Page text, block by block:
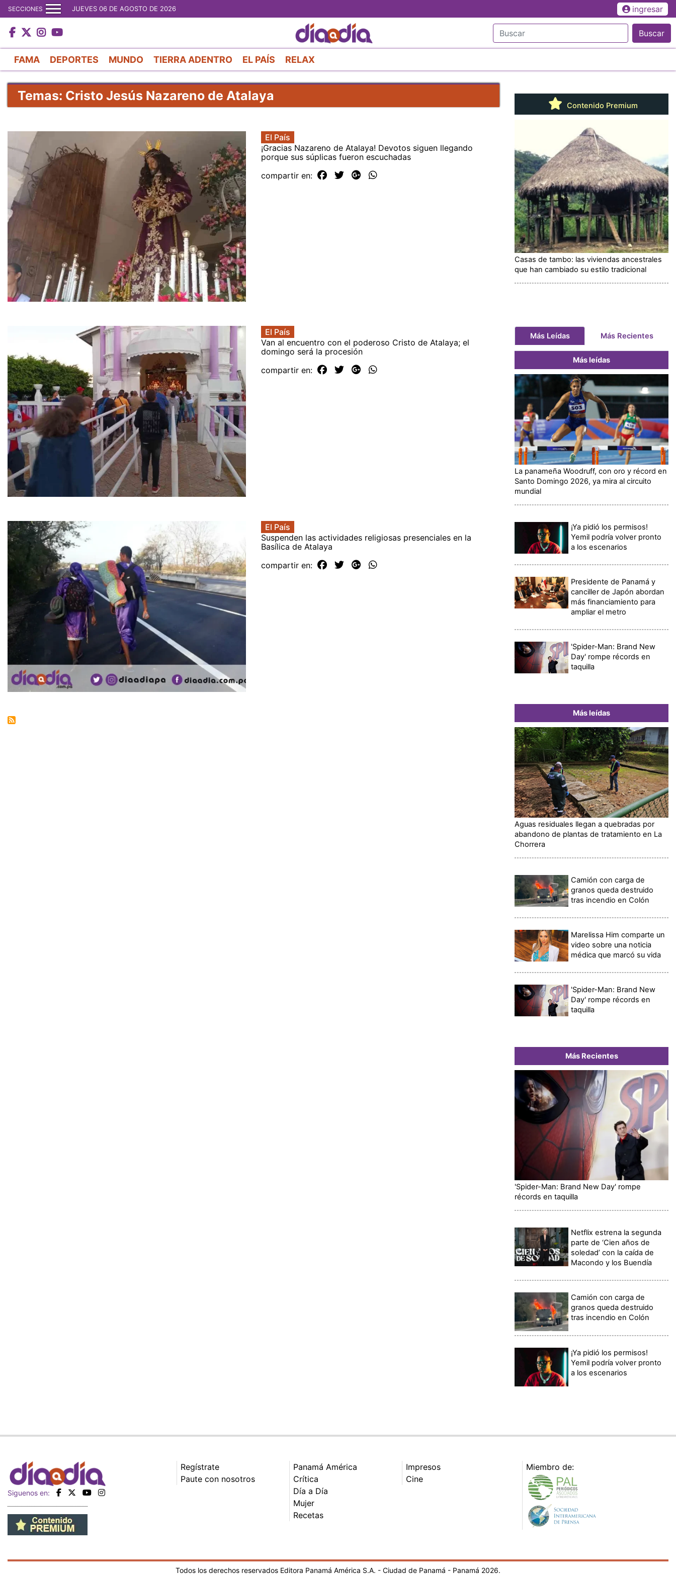
al
contenido
principal
SECCIONES JUEVES 06 DE AGOSTO DE 2026 ingresar
Buscar
FAMA DEPORTES MUNDO TIERRA ADENTRO EL PAÍS RELAX
Temas: Cristo Jesús Nazareno de Atalaya
El País
¡Gracias Nazareno de Atalaya! Devotos siguen llegando
porque sus súplicas fueron escuchadas
compartir en:
El País
Van al encuentro con el poderoso Cristo de Atalaya; el
domingo será la procesión
compartir en:
El País
Suspenden las actividades religiosas presenciales en la
Basílica de Atalaya
compartir en:
Contenido Premium
Casas de tambo: las viviendas ancestrales
que han cambiado su estilo tradicional
Más Leídas Más Recientes
Más leídas
La panameña Woodruff, con oro y récord en
Santo Domingo 2026, ya mira al circuito
mundial
¡Ya pidió los permisos!
Yemil podría volver pronto
a los escenarios
Presidente de Panamá y
canciller de Japón abordan
más financiamiento para
ampliar el metro
'Spider-Man: Brand New
Day' rompe récords en
taquilla
Más leídas
Aguas residuales llegan a quebradas por
abandono de plantas de tratamiento en La
Chorrera
Camión con carga de
granos queda destruido
tras incendio en Colón
Marelissa Him comparte un
video sobre una noticia
médica que marcó su vida
'Spider-Man: Brand New
Day' rompe récords en
taquilla
Más Recientes
'Spider-Man: Brand New Day' rompe
récords en taquilla
Netflix estrena la segunda
parte de ‘Cien años de
soledad’ con la caída de
Macondo y los Buendía
Camión con carga de
granos queda destruido
tras incendio en Colón
¡Ya pidió los permisos!
Yemil podría volver pronto
a los escenarios
Siguenos en:
Regístrate
Paute con nosotros
Panamá América
Crítica
Día a Día
Mujer
Recetas
Impresos
Cine
Miembro de:
Todos los derechos reservados Editora Panamá América S.A. - Ciudad de Panamá - Panamá 2026.